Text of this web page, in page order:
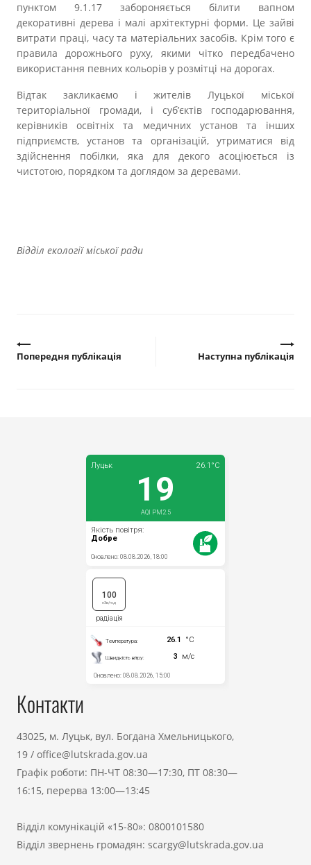
пунктом 9.1.17 забороняється білити вапном
декоративні дерева і малі архітектурні форми. Це зайві
витрати праці, часу та матеріальних засобів. Крім того є
правила дорожнього руху, якими чітко передбачено
використання певних кольорів у розмітці на дорогах.
Відтак закликаємо і жителів Луцької міської
територіальної громади, і суб’єктів господарювання,
керівників освітніх та медичних установ та інших
підприємств, установ та організацій, утриматися від
здійснення побілки, яка для декого асоціюється із
чистотою, порядком та доглядом за деревами.
Відділ екології міської ради
Попередня публікація Наступна публікація
Контакти
43025, м. Луцьк, вул. Богдана Хмельницького,
19 / office@lutskrada.gov.ua
Графік роботи: ПН-ЧТ 08:30—17:30, ПТ 08:30—
16:15, перерва 13:00—13:45
Відділ комунікацій «15-80»: 0800101580
Відділ звернень громадян: scargy@lutskrada.gov.ua